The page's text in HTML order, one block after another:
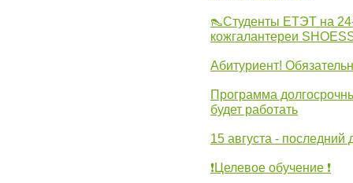
👠Студенты ЕТЭТ на
кожгалантереи
Абитуриент!
Программа
будет работать
15 августа - последний
❗Целевое обучение ❗